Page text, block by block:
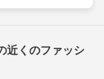
近くのファッシ